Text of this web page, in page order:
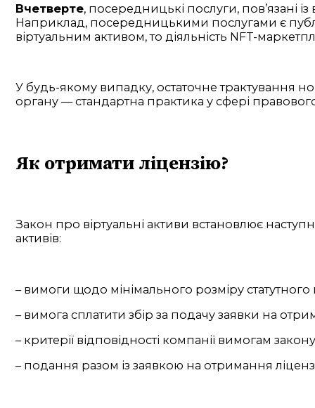
Вчетверте, посередницькі послуги, пов’язані
Наприклад, посередницькими послугами є
віртуальним активом, то діяльність NFT-
У будь-якому випадку, остаточне трактування
органу — стандартна практика у сфері
Як отримати ліцензію?
Закон про віртуальні активи встановлює
активів:
– вимоги щодо мінімального розміру статутного
– вимога сплатити збір за подачу заявки на
– критерії відповідності компанії вимогам
– подання разом із заявкою на отримання